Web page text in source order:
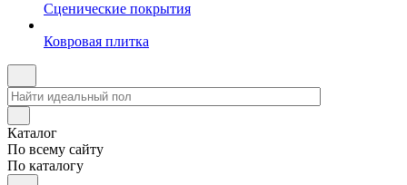
Сценические покрытия
Ковровая плитка
Каталог
По всему сайту
По каталогу